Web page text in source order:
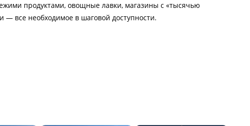
продуктами, овощные лавки, магазины с «тысячью
все необходимое в шаговой доступности.